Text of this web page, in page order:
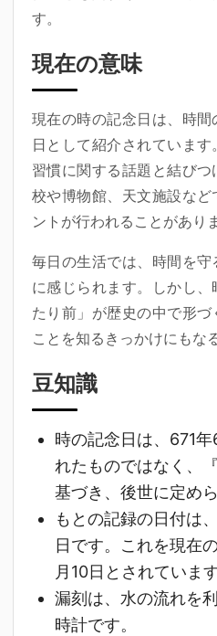
す。
現在の意味
現在の時の記念日は、時
日として紹介されていま
習慣に関する話題と結び
校や博物館、天文施設な
ントが行われることがあり
毎日の生活では、時間を守
に感じられます。しかし
たり前」が歴史の中で形
ことを知るきっかけにもな
豆知識
時の記念日は、671
れたものではなく、
基づき、後世に定め
もとの記録の日付は
日です。これを現在
月10日とされています
漏刻は、水の流れを
時計です。